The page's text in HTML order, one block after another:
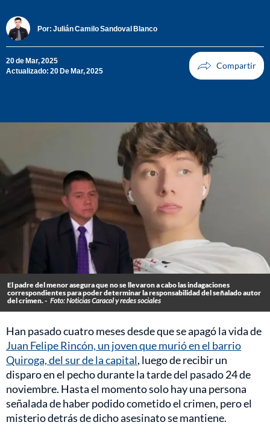
Por: Julián Camilo Sandoval Blanco
20 de Mar, 2025
Actualizado: 20 De Mar, 2025
El padre del menor asegura que no se llevaron a cabo las indagaciones
correspondientes para poder determinar la responsabilidad del señalado autor
del crimen. - Foto: Noticias Caracol y redes sociales
Han pasado cuatro meses desde que se apagó la vida de
Juan Felipe Rincón, un joven que murió en el barrio
Quiroga, del sur de la capital, luego de recibir un
disparo en el pecho durante la tarde del pasado 24 de
noviembre. Hasta el momento solo hay una persona
señalada de haber podido cometido el crimen, pero el
misterio detrás de dicho asesinato se mantiene.